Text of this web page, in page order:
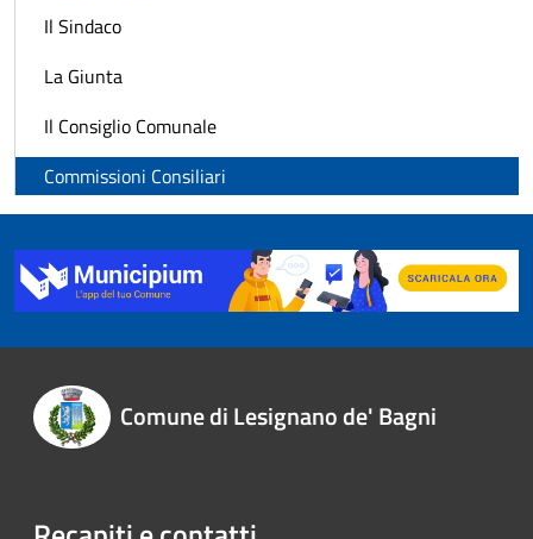
Il Sindaco
La Giunta
Il Consiglio Comunale
Commissioni Consiliari
Comune di Lesignano de' Bagni